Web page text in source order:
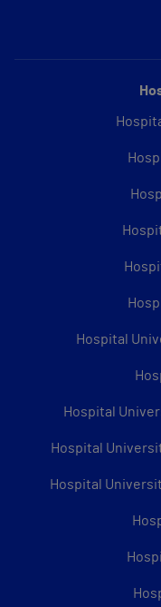
Hospital
Hospital
Hospital
Hospital